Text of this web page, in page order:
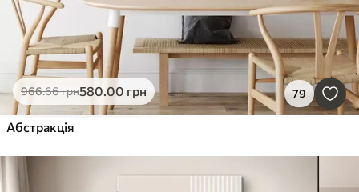
966.66грн580.00 грн 79
Абстракція